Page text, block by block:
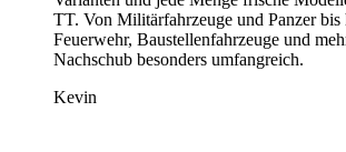
TT. Von Militärfahrzeuge und Panzer
Feuerwehr, Baustellenfahrzeuge und
Nachschub besonders umfangreich.
Kevin